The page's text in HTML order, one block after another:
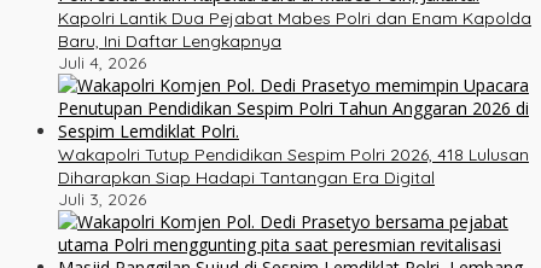
Kapolri Lantik Dua Pejabat Mabes Polri dan Enam Kapolda
Baru, Ini Daftar Lengkapnya
Juli 4, 2026
Wakapolri Tutup Pendidikan Sespim Polri 2026, 418 Lulusan
Diharapkan Siap Hadapi Tantangan Era Digital
Juli 3, 2026